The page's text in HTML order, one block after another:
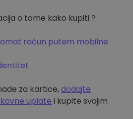
o tome kako kupiti ?
račun putem mobilne
za kartice,dodajte
uplate i kupite svojim